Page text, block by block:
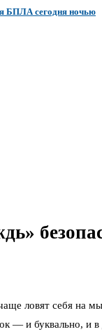
БПЛА сегодня ночью
ловят себя на
— и буквально, и